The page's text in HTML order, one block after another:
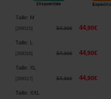
Taille: M
269315] 54,90€ 44,90€
Taille:
269316] 54,90€ 44,90€
Taille: XL
269317] 54,90€ 44,90€
Taille: XXL